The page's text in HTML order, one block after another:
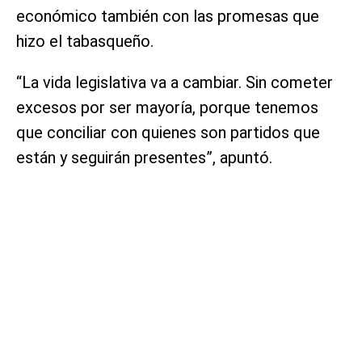
económico también con las promesas que
hizo el tabasqueño.
“La vida legislativa va a cambiar. Sin cometer
excesos por ser mayoría, porque tenemos
que conciliar con quienes son partidos que
están y seguirán presentes”, apuntó.